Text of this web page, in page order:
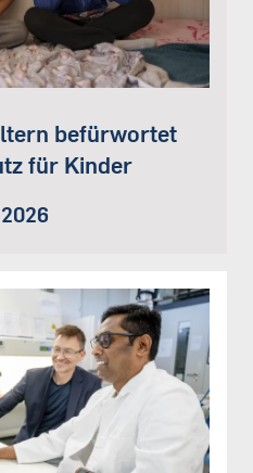
befürwortet
für Kinder